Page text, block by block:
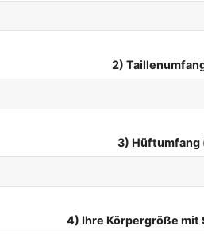
2)
3) Hüftumfang
4) Ihre Körpergröße mit